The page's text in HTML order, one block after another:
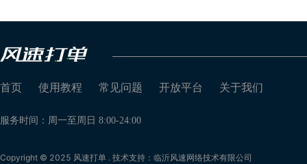
首页 使用教程 常见问题 开放平台 关于我们
服务时间：周一至周日 8:00-24:00
Copyright © 2025 风速打单 . 技术支持：临沂风速网络技术有限公司